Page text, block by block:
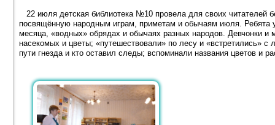
22 июля детская библиотека №10 провела для своих читателей
посвящённую народным играм, приметам и обычаям июля. Ребята
месяца, «водных» обрядах и обычаях разных народов. Девчонки и
насекомых и цветы; «путешествовали» по лесу и «встретились»
пути гнезда и кто оставил следы; вспоминали названия цветов и